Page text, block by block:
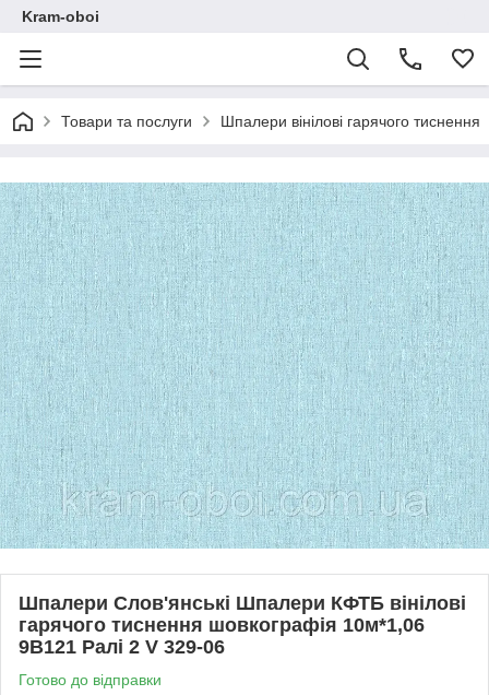
Kram-oboi
Товари та послуги Шпалери вінілові гарячого тиснення
Шпалери Слов'янські Шпалери КФТБ вінілові
гарячого тиснення шовкографія 10м*1,06
9В121 Ралі 2 V 329-06
Готово до відправки